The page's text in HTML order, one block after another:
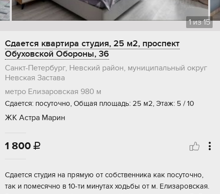
1из15
Сдается квартира студия, 25 м2, проспект
Обуховской Обороны, 36
Санкт-Петербург, Невский район, муниципальный округ
Невская Застава
метро Елизаровская 980 м
Сдается: посуточно, Общая площадь: 25 м2, Этаж: 5 / 10
ЖК Астра Марин
1 800 
Сдается студия на прямую от собственника как посуточно,
так и помесячно в 10-ти минутах ходьбы от м. Елизаровская.